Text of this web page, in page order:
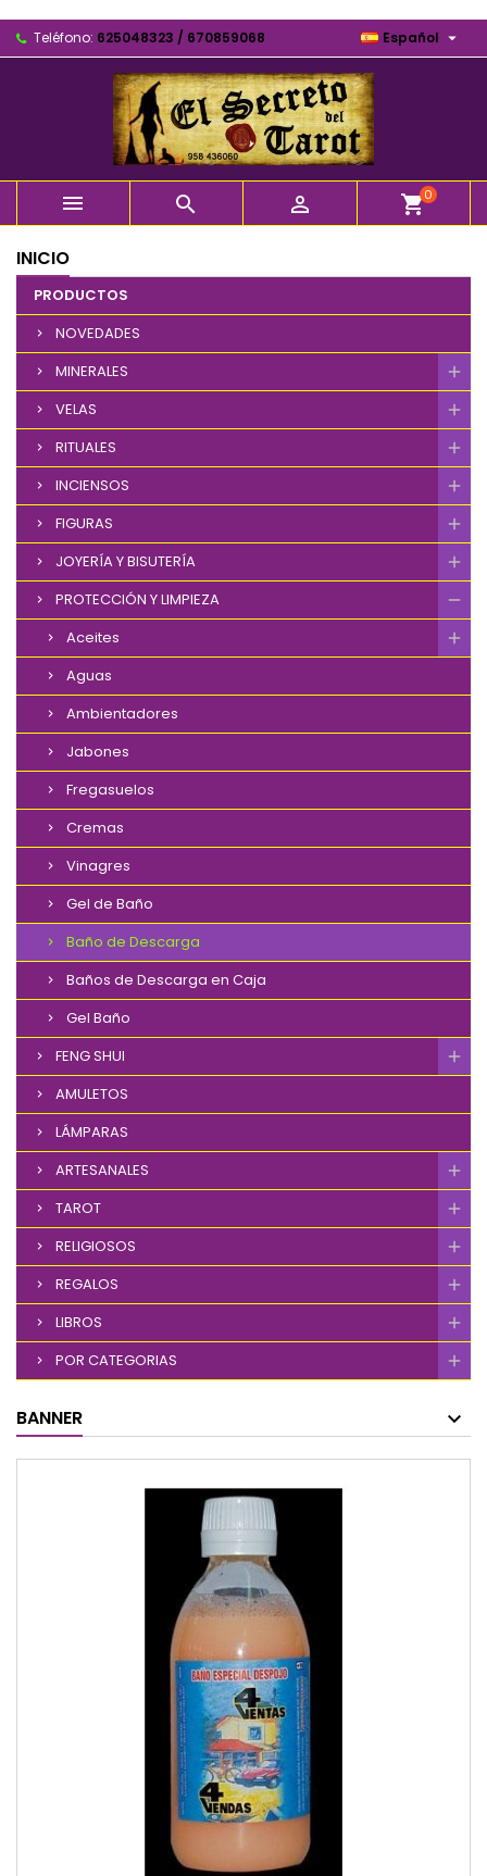
Teléfono: 625048323 / 670859068 Español 
   shopping_cart0
INICIO
PRODUCTOS
NOVEDADES
MINERALES
VELAS
RITUALES
INCIENSOS
FIGURAS
JOYERÍA Y BISUTERÍA
PROTECCIÓN Y LIMPIEZA
Aceites
Aguas
Ambientadores
Jabones
Fregasuelos
Cremas
Vinagres
Gel de Baño
Baño de Descarga
Baños de Descarga en Caja
Gel Baño
FENG SHUI
AMULETOS
LÁMPARAS
ARTESANALES
TAROT
RELIGIOSOS
REGALOS
LIBROS
POR CATEGORIAS
BANNER